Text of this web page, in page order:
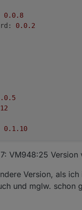
0.0.8
0.0.2
.5
0.1 .10
is
(tplVis-
(https://
VM948:25 Version
Version, als
und mglw. schon